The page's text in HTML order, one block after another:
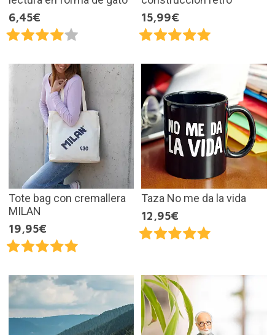
6,45€
15,99€
Tote bag con cremallera
MILAN
19,95€
Taza No me da la vida
12,95€